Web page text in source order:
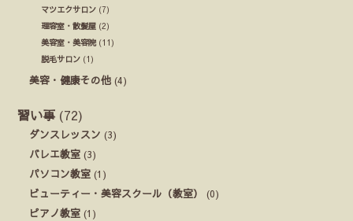
マツエクサロン (7)
理容室・散髪屋 (2)
美容室・美容院(11)
脱毛サロン (1)
美容・健康その他 (4)
習い事 (72)
ダンスレッスン (3)
バレエ教室 (3)
パソコン教室 (1)
ビューティー・美容スクール（教室）
(0)
ピアノ教室 (1)